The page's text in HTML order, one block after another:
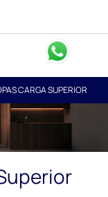
CARGA SUPERIOR